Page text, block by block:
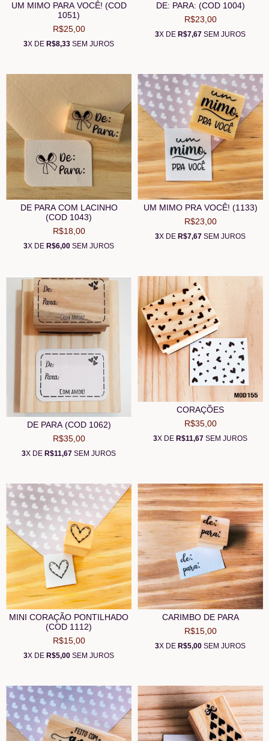
UM MIMO PARA VOCÊ! (COD
1051)
R$25,00
3X DE R$8,33 SEM JUROS
DE: PARA: (COD 1004)
R$23,00
3X DE R$7,67 SEM JUROS
DE PARA COM LACINHO
(COD 1043)
R$18,00
3X DE R$6,00 SEM JUROS
UM MIMO PRA VOCÊ! (1133)
R$23,00
3X DE R$7,67 SEM JUROS
DE PARA (COD 1062)
R$35,00
3X DE R$11,67 SEM JUROS
CORAÇÕES
R$35,00
3X DE R$11,67 SEM JUROS
MINI CORAÇÃO PONTILHADO
(COD 1112)
R$15,00
3X DE R$5,00 SEM JUROS
CARIMBO DE PARA
R$15,00
3X DE R$5,00 SEM JUROS